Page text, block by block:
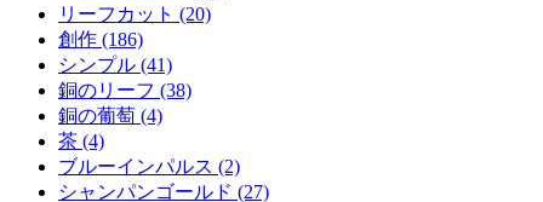
リーフカット (20)
創作 (186)
シンプル (41)
銅のリーフ (38)
銅の葡萄 (4)
茶 (4)
ブルーインパルス (2)
シャンパンゴールド (27)